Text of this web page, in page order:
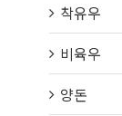
착유우
비육우
양돈